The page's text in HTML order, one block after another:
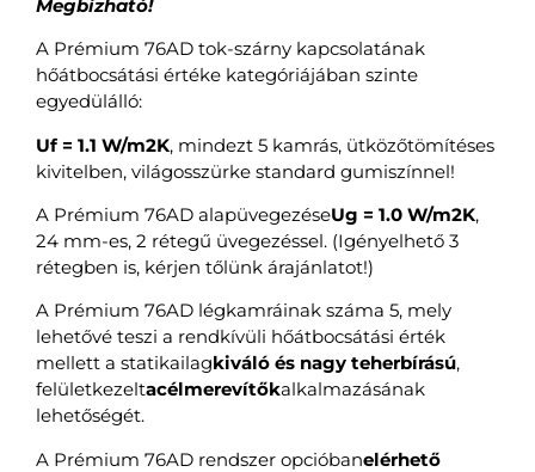
Megbízható!
A Prémium 76AD tok-szárny kapcsolatának
hőátbocsátási értéke kategóriájában szinte
egyedülálló:
Uf = 1.1 W/m2K, mindezt 5 kamrás, ütközőtömítéses
kivitelben, világosszürke standard gumiszínnel!
A Prémium 76AD alapüvegezéseUg = 1.0 W/m2K,
24 mm-es, 2 rétegű üvegezéssel. (Igényelhető 3
rétegben is, kérjen tőlünk árajánlatot!)
A Prémium 76AD légkamráinak száma 5, mely
lehetővé teszi a rendkívüli hőátbocsátási érték
mellett a statikailagkiváló és nagy teherbírású,
felületkezeltacélmerevítőkalkalmazásának
lehetőségét.
A Prémium 76AD rendszer opcióbanelérhető